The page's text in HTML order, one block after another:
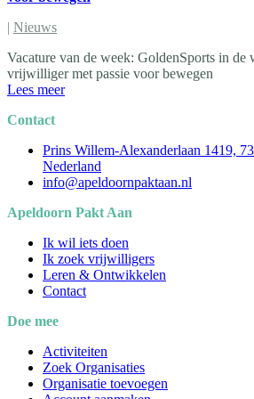
| Nieuws
Vacature van de week: GoldenSports in de
vrijwilliger met passie voor bewegen
Lees meer
Contact
Prins Willem-Alexanderlaan 1419,
Nederland
info@apeldoornpaktaan.nl
Apeldoorn Pakt Aan
Ik wil iets doen
Ik zoek vrijwilligers
Leren & Ontwikkelen
Contact
Doe mee
Activiteiten
Zoek Organisaties
Organisatie toevoegen